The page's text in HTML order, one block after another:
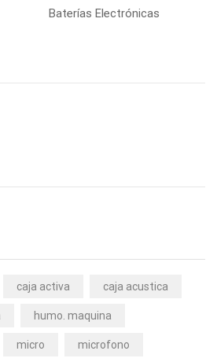
Baterías Electrónicas
caja activa caja acustica
humo. maquina
micro microfono